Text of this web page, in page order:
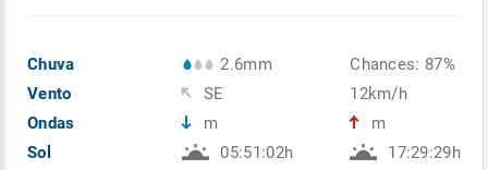
Chuva
Vento
Ondas
Sol
2.6mm
SE
m
05:51:02h
Chances: 87%
12km/h
m
17:29:29h